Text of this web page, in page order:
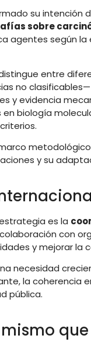
su
sobre
agentes según
entre
no
y evidencia
biología
y su
es la
con
y mejorar la
necesidad
la coherencia
pública.